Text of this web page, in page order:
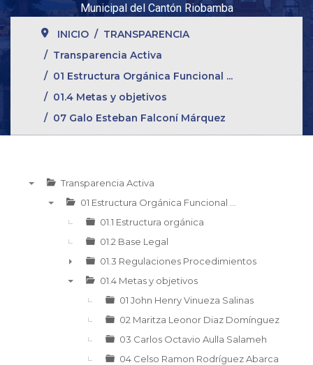
Municipal del Cantón Riobamba
INICIO
TRANSPARENCIA
Transparencia Activa
01 Estructura Orgánica Funcional ...
01.4 Metas y objetivos
07 Galo Esteban Falconí Márquez
Transparencia Activa
01 Estructura Orgánica Funcional ...
01.1 Estructura orgánica
01.2 Base Legal
►
01.3 Regulaciones Procedimientos
01.4 Metas y objetivos
01 John Henry Vinueza Salinas
02 Maritza Leonor Diaz Domínguez
03 Carlos Octavio Aulla Salameh
04 Celso Ramon Rodríguez Abarca